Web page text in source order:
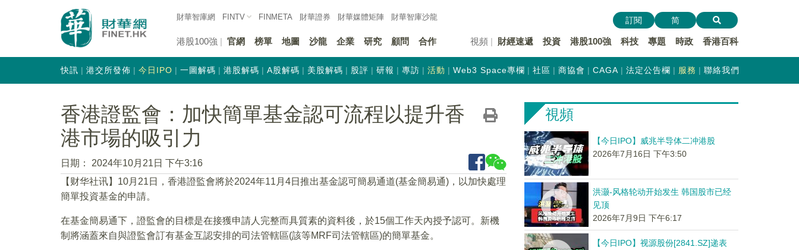
財華智庫網 FINTV FINMETA 財華證券 財華媒體矩陣 財華智庫沙龍
港股100強 官網 榜單 地圖 沙龍 企業 研究 顧問 合作 視頻 財經速遞 投資 港股100強 科技 專題 時政 香港百科
訂閱 简
快訊 港交所發佈 今日IPO 一圖解碼 港股解碼 A股解碼 美股解碼 股評 研報 專訪 活動 Web3 Space專欄 社區 商協會 CAGA 法定公告欄 服務 聯絡我們
香港證監會：加快簡單基金認可流程以提升香
港市場的吸引力
日期：
2024年10月21日 下午3:16
【财华社讯】10月21日，香港證監會將於2024年11月4日推出基金認可簡易通道(基金簡易通)，以加快處理
簡單投資基金的申請。
在基金簡易通下，證監會的目標是在接獲申請人完整而具質素的資料後，於15個工作天內授予認可。新機
制將涵蓋來自與證監會訂有基金互認安排的司法管轄區(該等MRF司法管轄區)的簡單基金。
視頻
【今日IPO】威兆半导体二冲港股
2026年7月16日 下午3:50
洪灏-风格轮动开始发生 韩国股市已经
见顶
2026年7月9日 下午6:17
【今日IPO】视源股份[2841.SZ]递表